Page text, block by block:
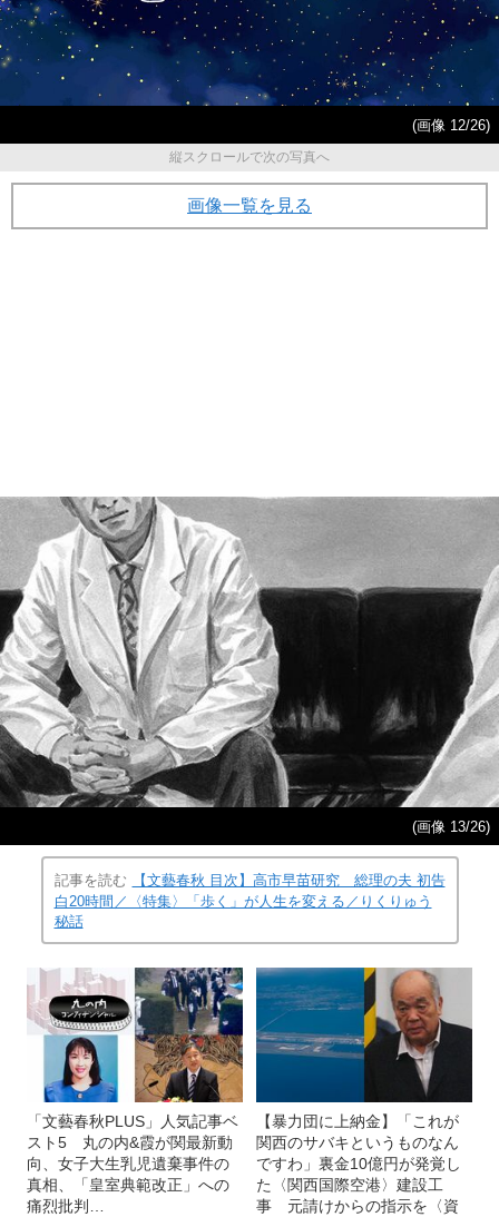
(画像 12/26)
縦スクロールで次の写真へ
画像一覧を見る
(画像 13/26)
記事を読む
【文藝春秋 目次】高市早苗研究 総理の夫 初告
白20時間／〈特集〉「歩く」が人生を変える／りくりゅう
秘話
「文藝春秋PLUS」人気記事ベ
スト5 丸の内&霞が関最新動
向、女子大生乳児遺棄事件の
真相、「皇室典範改正」への
痛烈批判…
【暴力団に上納金】「これが
関西のサバキというものなん
ですわ」裏金10億円が発覚し
た〈関西国際空港〉建設工
事 元請けからの指示を〈資